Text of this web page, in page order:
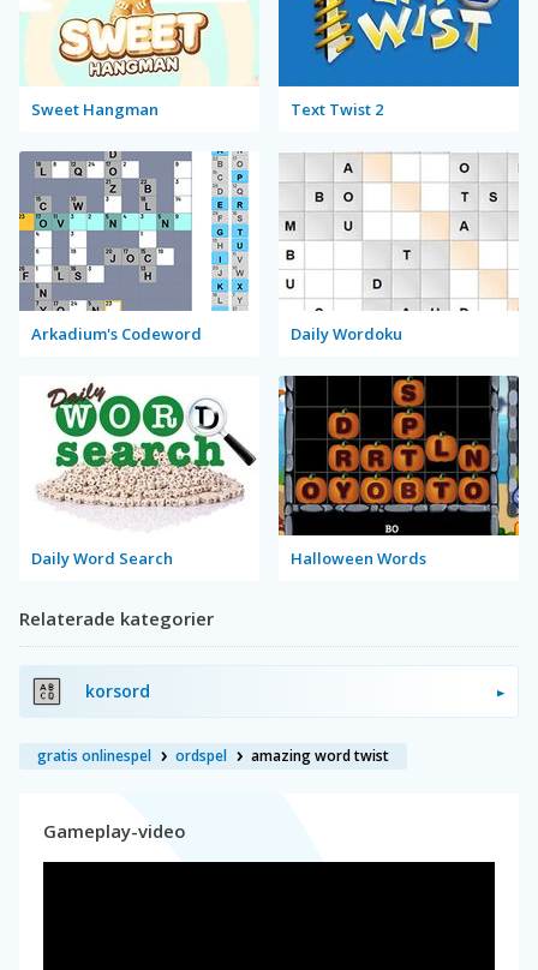
Sweet Hangman Text Twist 2
Arkadium's Codeword Daily Wordoku
Daily Word Search Halloween Words
Relaterade kategorier
korsord
gratis onlinespel ordspel amazing word twist
Gameplay-video